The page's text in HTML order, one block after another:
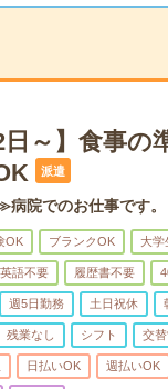
日～】食事
派遣
院でのお仕事です。
OK ブランクOK 大学
英語不要 履歴書不要
週5日勤務 土日祝休
残業なし シフト 交
日払いOK 週払いOK